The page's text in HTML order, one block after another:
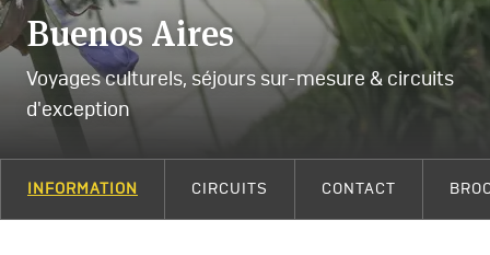
Buenos Aires
Voyages culturels, séjours sur-mesure & circuits
d'exception
INFORMATION CIRCUITS CONTACT